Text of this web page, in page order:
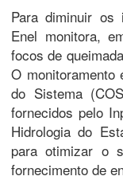
Para diminuir os
Enel monitora,
focos de
O monitoramento
do Sistema
fornecidos pelo
Hidrologia do
para otimizar o
fornecimento de